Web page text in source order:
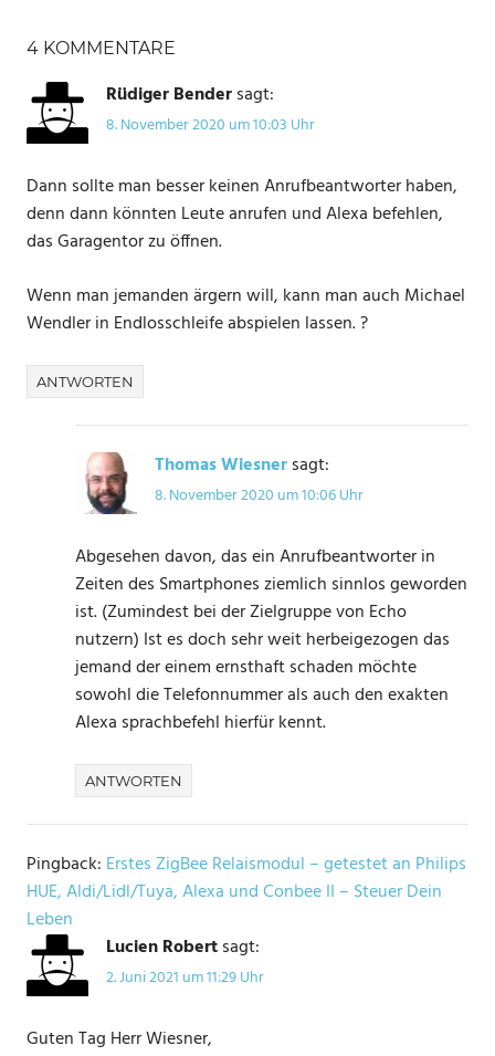
ALEXA
GARAGE
GARAGENTOR
SMART
LIFE
4 KOMMENTARE
Rüdiger Bendersagt:
8. November 2020 um 10:03 Uhr
Dann sollte man besser keinen Anrufbeantworter haben,
denn dann könnten Leute anrufen und Alexa befehlen,
das Garagentor zu öffnen.
Wenn man jemanden ärgern will, kann man auch Michael
Wendler in Endlosschleife abspielen lassen. ?
ANTWORTEN
Thomas Wiesnersagt:
8. November 2020 um 10:06 Uhr
Abgesehen davon, das ein Anrufbeantworter in
Zeiten des Smartphones ziemlich sinnlos geworden
ist. (Zumindest bei der Zielgruppe von Echo
nutzern) Ist es doch sehr weit herbeigezogen das
jemand der einem ernsthaft schaden möchte
sowohl die Telefonnummer als auch den exakten
Alexa sprachbefehl hierfür kennt.
ANTWORTEN
Pingback: Erstes ZigBee Relaismodul – getestet an Philips
HUE, Aldi/Lidl/Tuya, Alexa und Conbee II – Steuer Dein
Leben
Lucien Robertsagt:
2. Juni 2021 um 11:29 Uhr
Guten Tag Herr Wiesner,